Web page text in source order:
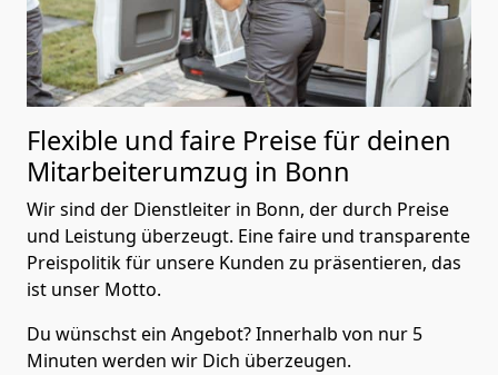
Flexible und faire Preise für deinen
Mitarbeiterumzug in Bonn
Wir sind der Dienstleiter in Bonn, der durch Preise
und Leistung überzeugt. Eine faire und transparente
Preispolitik für unsere Kunden zu präsentieren, das
ist unser Motto.
Du wünschst ein Angebot? Innerhalb von nur 5
Minuten werden wir Dich überzeugen.